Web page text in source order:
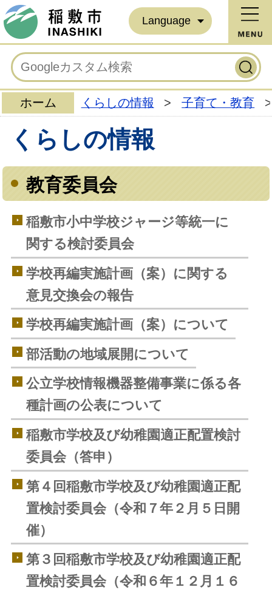
Language
ホーム くらしの情報 > 子育て・教育 >
くらしの情報
教育委員会
稲敷市小中学校ジャージ等統一に
関する検討委員会
学校再編実施計画（案）に関する
意見交換会の報告
学校再編実施計画（案）について
部活動の地域展開について
公立学校情報機器整備事業に係る各
種計画の公表について
稲敷市学校及び幼稚園適正配置検討
委員会（答申）
第４回稲敷市学校及び幼稚園適正配
置検討委員会（令和７年２月５日開
催）
第３回稲敷市学校及び幼稚園適正配
置検討委員会（令和６年１２月１６